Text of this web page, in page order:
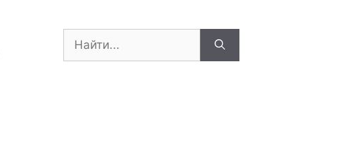
Поиск: